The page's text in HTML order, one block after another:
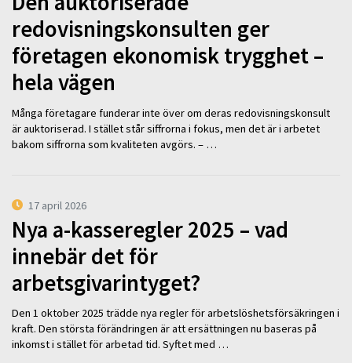
redovisningskonsulten ger
företagen ekonomisk trygghet –
hela vägen
Många företagare funderar inte över om deras redovisningskonsult
är auktoriserad. I stället står siffrorna i fokus, men det är i arbetet
bakom siffrorna som kvaliteten avgörs. – …
17 april 2026
Nya a-kasseregler 2025 – vad
innebär det för
arbetsgivarintyget?
Den 1 oktober 2025 trädde nya regler för arbetslöshetsförsäkringen i
kraft. Den största förändringen är att ersättningen nu baseras på
inkomst i stället för arbetad tid. Syftet med …